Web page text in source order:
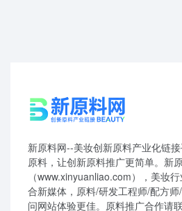
新原料网--美妆创新原料产业化链
原料，让创新原料推广更简单。新
（www.xinyuanliao.com），美妆
合新媒体，原料/研发工程师/配方
问网站体验更佳。原料推广合作请